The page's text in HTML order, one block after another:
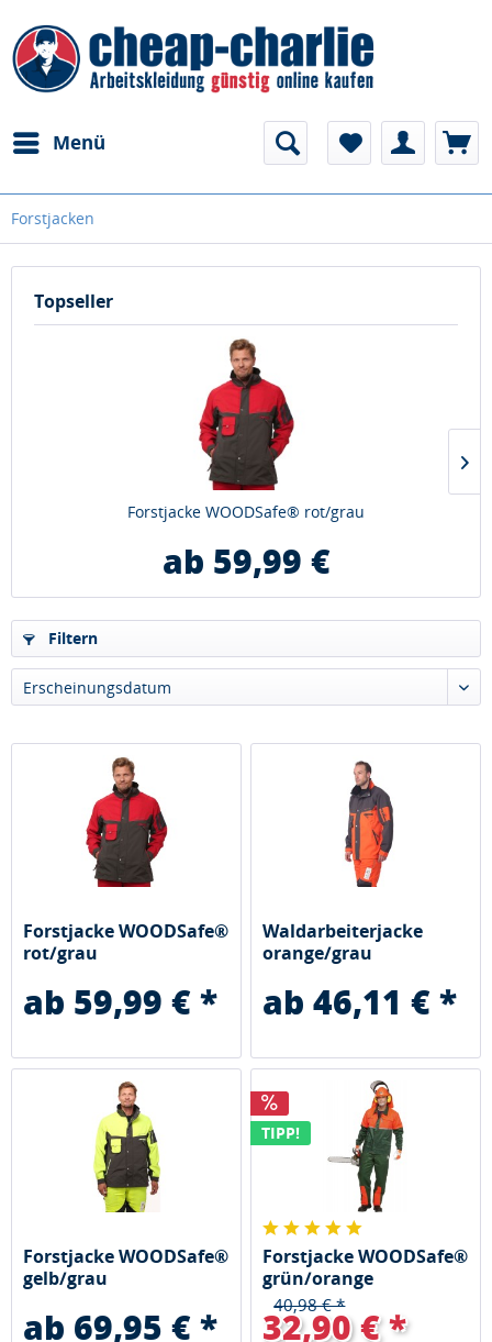
Menü
Forstjacken
Topseller
Forstjacke WOODSafe® rot/grau
ab 59,99 €
Filtern
Erscheinungsdatum
Forstjacke WOODSafe®
rot/grau
ab 59,99 € *
Waldarbeiterjacke
orange/grau
ab 46,11 € *
Forstjacke WOODSafe®
gelb/grau
ab 69,95 € *
TIPP!
Forstjacke WOODSafe®
grün/orange
40,98 € *
32,90 € *